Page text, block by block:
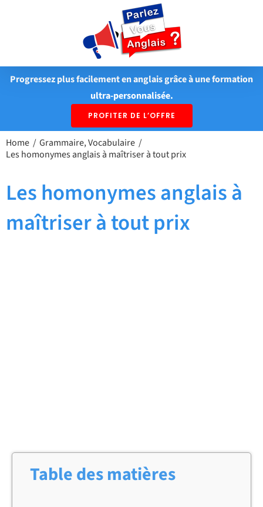
Progressez plus facilement en anglais grâce à une formation
ultra-personnalisée.
PROFITER DE L’OFFRE
Home Grammaire Vocabulaire
Les homonymes anglais à maîtriser à tout prix
Les homonymes anglais à
maîtriser à tout prix
Table des matières